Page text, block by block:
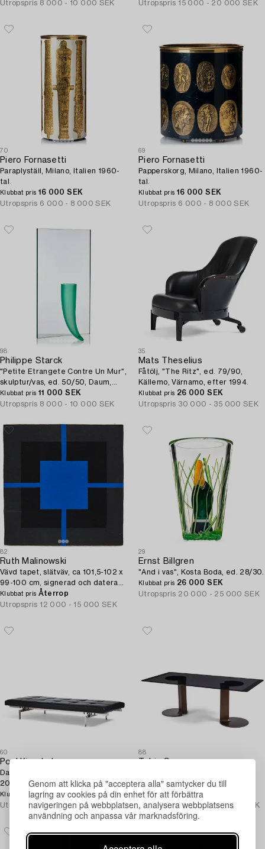
Genom att klicka på "acceptera alla" samtycker du till
lagring av cookies på din enhet för att förbättra
navigeringen på webbplatsen, analysera webbplatsens
användning och anpassa vår marknadsföring.
Utropspris 8 000 - 10 000 SEK
Utropspris 15 000 - 20 000 SEK
70
Piero Fornasetti
Paraplyställ, Milano, Italien 1960-
tal.
Klubbat pris 16 000 SEK
Utropspris 6 000 - 8 000 SEK
69
Piero Fornasetti
Papperskorg, Milano, Italien 1960-
tal.
Klubbat pris 16 000 SEK
Utropspris 6 000 - 8 000 SEK
98
Philippe Starck
"Petite Etrangete Contre Un Mur",
skulptur/vas, ed. 50/50, Daum,
Nancy, Frankrike, 1980-tal.
Klubbat pris 11 000 SEK
Utropspris 8 000 - 10 000 SEK
35
Mats Theselius
Fåtölj, "The Ritz", ed. 79/90,
Källemo, Värnamo, efter 1994.
Klubbat pris 26 000 SEK
Utropspris 30 000 - 35 000 SEK
82
Ruth Malinowski
Vävd tapet, slätväv, ca 101,5-102 x
99-100 cm, signerad och daterad
på etikett på baksidan: Ruth
Malinowski 1989.
Klubbat pris Återrop
Utropspris 12 000 - 15 000 SEK
29
Ernst Billgren
"And i vas", Kosta Boda, ed. 28/30.
Klubbat pris 26 000 SEK
Utropspris 20 000 - 25 000 SEK
60
Poul Kjaerholm
Dagbädd, "PK-80", Fritz Hansen
2013.
Klubbat pris80 000 SEK
Utropspris 50 000 - 75 000 SEK
88
Italien 1970-tal.
Klubbat prisÅterrop
Utropspris 20 000 - 25 000 SEK